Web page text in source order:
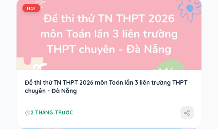
HOT
Đề thi thử TN THPT 2026 môn Toán lần 3 liên trường THPT
chuyên - Đà Nẵng
2 THÁNG TRƯỚC